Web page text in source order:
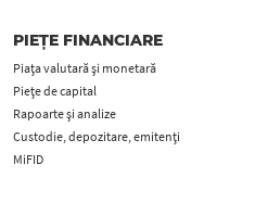
PIEȚE FINANCIARE
Piața valutară și monetară
Piețe de capital
Rapoarte și analize
Custodie, depozitare, emitenți
MiFID